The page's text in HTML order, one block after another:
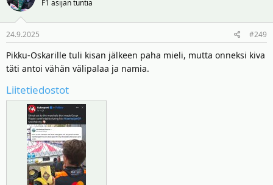
F1 asijan tuntia
24.9.2025 #249
Pikku-Oskarille tuli kisan jälkeen paha mieli, mutta onneksi kiva
täti antoi vähän välipalaa ja namia.
Liitetiedostot